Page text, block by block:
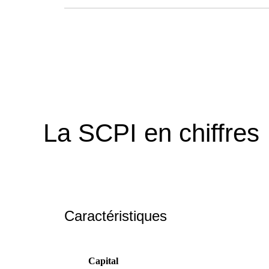
La SCPI en chiffres
Caractéristiques
Capital